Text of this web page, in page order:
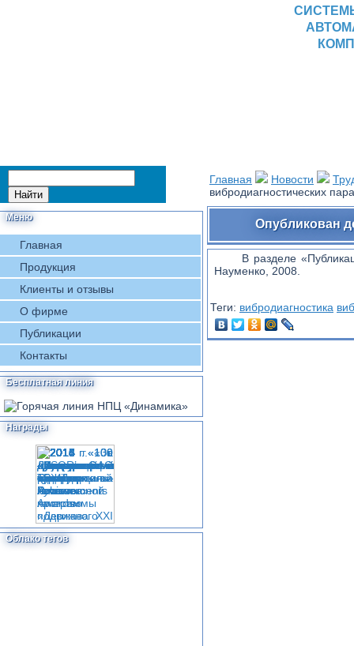
Меню
Главная
Продукция
Клиенты и отзывы
О фирме
Публикации
Контакты
Бесплатная линия
Награды
Облако тегов
Главная Новости
вибродиагностических
Опубликован
В разделе
Науменко, 2008.
Теги: вибродиагностика